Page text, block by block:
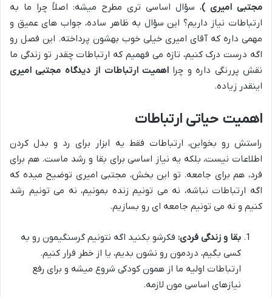
مجتبی امیری )، سؤال اساسی تری مطرح میشه: اصلاً چرا ما به
ارتباطات نیاز داریم؟ این سؤال به ظاهر ساده، جواب های عمیق و
مهمی داره که آقای امیری خیلی خوب بهشون پرداخته. این فصل رو
اگه درست درک کنیم، تازه می فهمیم که ارتباطات چقدر تو زندگی ما
نقش پررنگی داره و چرا اهمیت ارتباطات از دیدگاه مجتبی امیری
اینقدر زیاده.
اهمیت حیاتی ارتباطات
راستش رو بخواین، ارتباطات فقط یه ابزار برای رد و بدل کردن
اطلاعات نیست، بلکه یه نیاز اساسی برای بقا و رشد ماست. هم برای
فرد، هم برای جامعه. تو این بخش، مجتبی امیری توضیح میده که
اگه ارتباطات نباشه، نه می تونیم زنده بمونیم، نه می تونیم رشد
کنیم و نه می تونیم جامعه ای رو بسازیم.
بقا و زندگی فردی: فکرشو بکنید اگه نتونیم گرسنگیمون رو به
کسی بگیم، دردمون رو نشون بدیم، یا از خطر فرار کنیم.
ارتباطات اولیه ما از همون کودکی شروع میشه و برای رفع
نیازهای اساسی مون لازمه.